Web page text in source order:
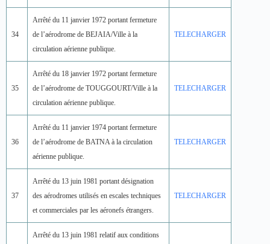
34
Arrêté du 11 janvier 1972 portant fermeture
de l’aérodrome de BEJAIA/Ville à la
circulation aérienne publique.
TELECHARGER
35
Arrêté du 18 janvier 1972 portant fermeture
de l’aérodrome de TOUGGOURT/Ville à la
circulation aérienne publique.
TELECHARGER
36
Arrêté du 11 janvier 1974 portant fermeture
de l’aérodrome de BATNA à la circulation
aérienne publique.
TELECHARGER
37
Arrêté du 13 juin 1981 portant désignation
des aérodromes utilisés en escales techniques
et commerciales par les aéronefs étrangers.
TELECHARGER
Arrêté du 13 juin 1981 relatif aux conditions